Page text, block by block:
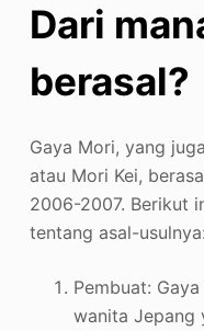
Dari
berasal?
Gaya Mori, yang
atau Mori Kei,
2006-2007. Berikut
tentang asal-usulnya:
Pembuat:
wanita Jepang